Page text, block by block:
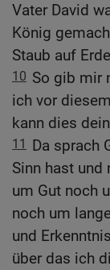
Vater David
König
Staub auf
10 So gib mir
ich vor
kann dies
11
Da sprach
Sinn hast und
um Gut noch
noch um
und
über das ich